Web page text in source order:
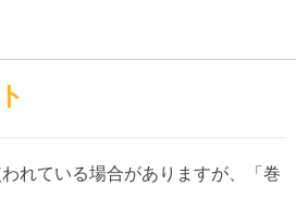
れている場合がありますが、「巻